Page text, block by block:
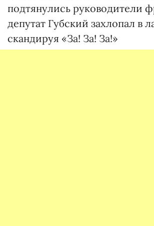
подтянулись руководители
депутат Губский захлопал в
скандируя «За! За! За!»